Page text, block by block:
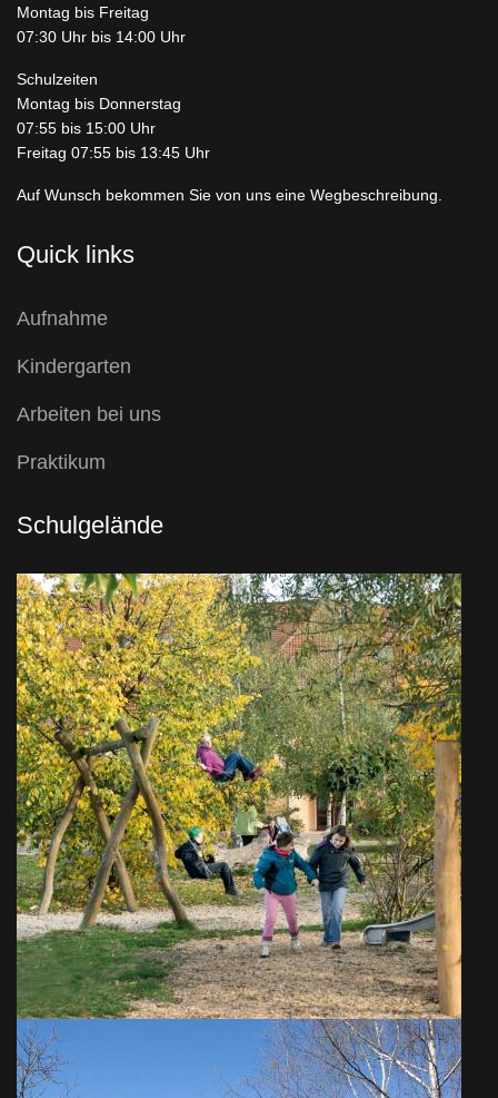
Montag bis Freitag
07:30 Uhr bis 14:00 Uhr
Schulzeiten
Montag bis Donnerstag
07:55 bis 15:00 Uhr
Freitag 07:55 bis 13:45 Uhr
Auf Wunsch bekommen Sie von uns eine Wegbeschreibung.
Quick links
Aufnahme
Kindergarten
Arbeiten bei uns
Praktikum
Schulgelände